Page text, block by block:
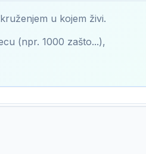
u kojem živi.
(npr. 1000 zašto...),